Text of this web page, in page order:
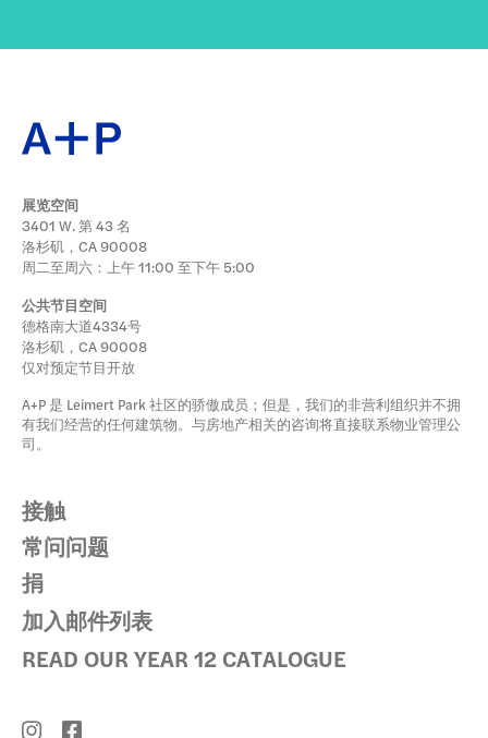
展览空间
3401 W. 第 43 名
洛杉矶，CA 90008
周二至周六：上午 11:00 至下午 5:00
公共节目空间
德格南大道4334号
洛杉矶，CA 90008
仅对预定节目开放
A+P 是 Leimert Park 社区的骄傲成员；但是，我们的非营利组织并不拥
有我们经营的任何建筑物。与房地产相关的咨询将直接联系物业管理公
司。
接触
常问问题
捐
加入邮件列表
READ OUR YEAR 12 CATALOGUE